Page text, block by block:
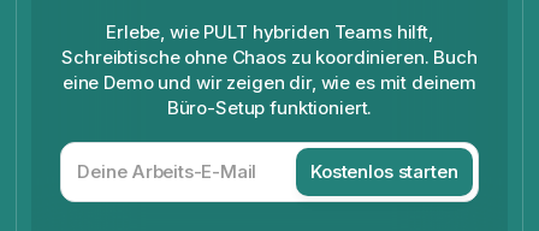
Erlebe, wie PULT hybriden Teams hilft,
Schreibtische ohne Chaos zu koordinieren. Buch
eine Demo und wir zeigen dir, wie es mit deinem
Büro-Setup funktioniert.